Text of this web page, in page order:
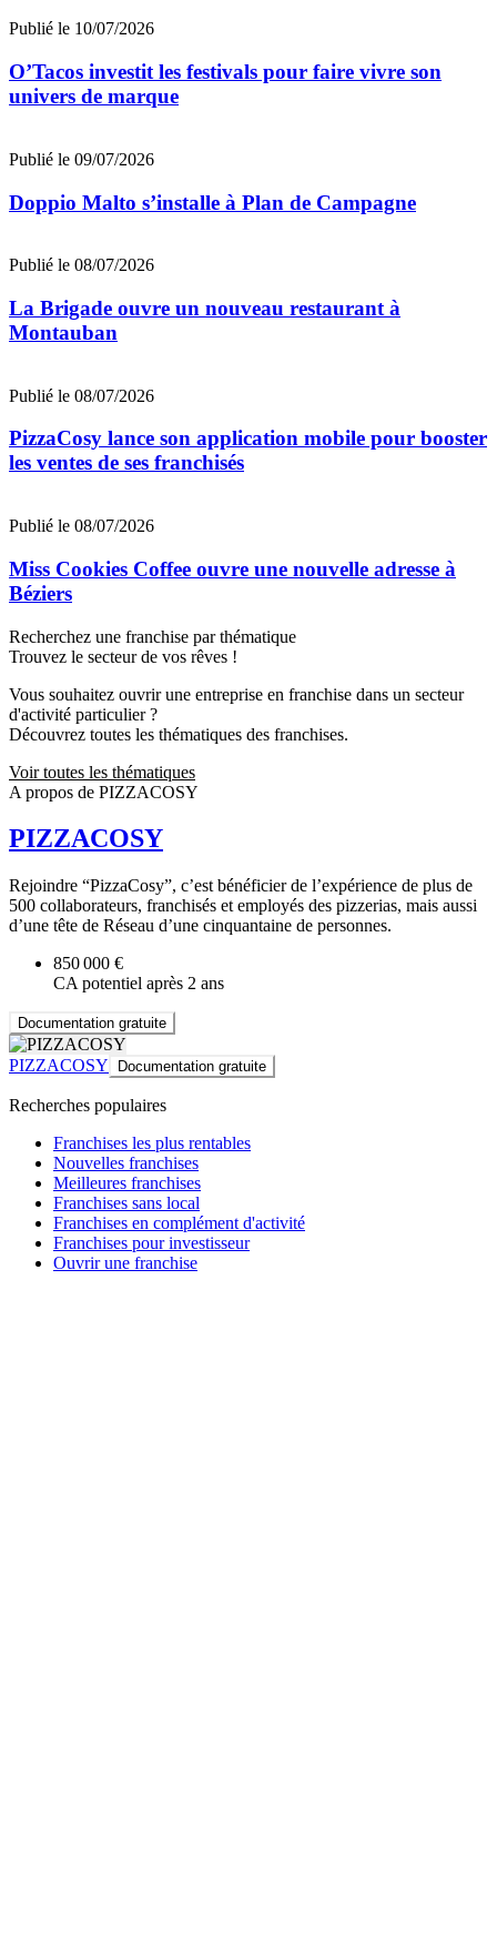
Publié le 10/07/2026
O’Tacos investit les festivals pour faire vivre son
univers de marque
Publié le 09/07/2026
Doppio Malto s’installe à Plan de Campagne
Publié le 08/07/2026
La Brigade ouvre un nouveau restaurant à
Montauban
Publié le 08/07/2026
PizzaCosy lance son application mobile pour booster
les ventes de ses franchisés
Publié le 08/07/2026
Miss Cookies Coffee ouvre une nouvelle adresse à
Béziers
Recherchez une franchise par thématique
Trouvez le secteur de vos rêves !
Vous souhaitez ouvrir une entreprise en franchise dans un secteur
d'activité particulier ?
Découvrez toutes les thématiques des franchises.
Voir toutes les thématiques
A propos de PIZZACOSY
PIZZACOSY
Rejoindre “PizzaCosy”, c’est bénéficier de l’expérience de plus de
500 collaborateurs, franchisés et employés des pizzerias, mais aussi
d’une tête de Réseau d’une cinquantaine de personnes.
850 000 €
CA potentiel après 2 ans
Documentation gratuite
PIZZACOSY Documentation gratuite
Recherches populaires
Franchises les plus rentables
Nouvelles franchises
Meilleures franchises
Franchises sans local
Franchises en complément d'activité
Franchises pour investisseur
Ouvrir une franchise